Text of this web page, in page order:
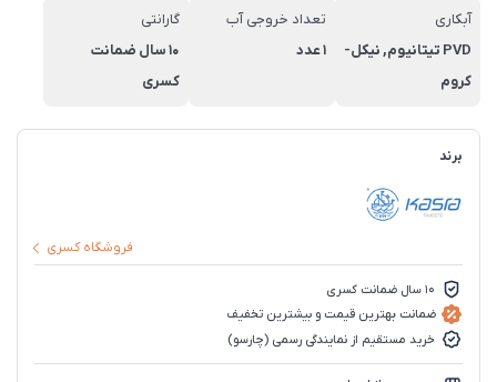
آبکاری
PVD تیتانیوم, نیکل-
کروم
تعداد خروجی آب
1 عدد
گارانتی
10 سال ضمانت
کسری
برند
فروشگاه کسری
10 سال ضمانت کسری
ضمانت بهترین قیمت و بیشترین تخفیف
خرید مستقیم از نمایندگی رسمی (چارسو)